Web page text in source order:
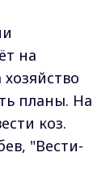
на
планы. На
коз.
"Вести-